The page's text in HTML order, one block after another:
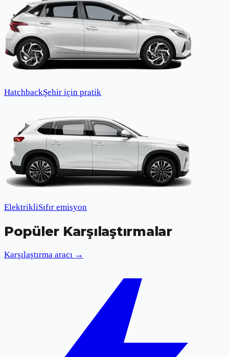
HatchbackŞehir için pratik
ElektrikliSıfır emisyon
Popüler Karşılaştırmalar
Karşılaştırma aracı →